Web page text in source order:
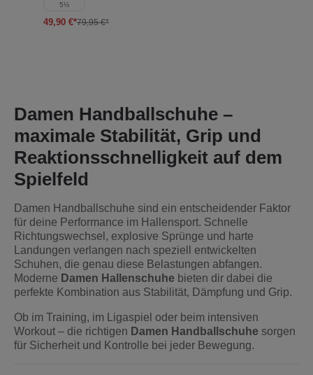
5½
49,90 €*79,95 €*
Damen Handballschuhe –
maximale Stabilität, Grip und
Reaktionsschnelligkeit auf dem
Spielfeld
Damen Handballschuhe sind ein entscheidender Faktor
für deine Performance im Hallensport. Schnelle
Richtungswechsel, explosive Sprünge und harte
Landungen verlangen nach speziell entwickelten
Schuhen, die genau diese Belastungen abfangen.
Moderne Damen Hallenschuhe bieten dir dabei die
perfekte Kombination aus Stabilität, Dämpfung und Grip.
Ob im Training, im Ligaspiel oder beim intensiven
Workout – die richtigen Damen Handballschuhe sorgen
für Sicherheit und Kontrolle bei jeder Bewegung.